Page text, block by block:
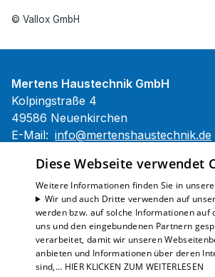
© Vallox GmbH
Mertens Haustechnik GmbH
Kolpingstraße 4
49586 Neuenkirchen
E-Mail: info@mertenshaustechnik.de
Impressum
Datenschutzerklärung
AGB
Barrierefreiheitserklärung
Diese Webseite verwendet
Weitere Informationen finden Sie in
Wir und auch Dritte verwenden auf
werden bzw. auf solche Informationen auf
uns und den eingebundenen Partnern
verarbeitet, damit wir unseren
anbieten und Informationen über deren
sind,... HIER KLICKEN ZUM WEITERLESEN